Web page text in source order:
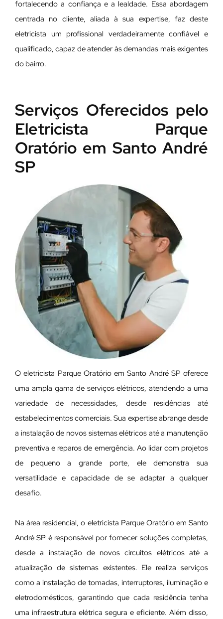
fortalecendo a confiança e a lealdade. Essa abordagem
centrada no cliente, aliada à sua expertise, faz deste
eletricista um profissional verdadeiramente confiável e
qualificado, capaz de atender às demandas mais exigentes
do bairro.
Serviços Oferecidos pelo
Eletricista Parque
Oratório em Santo André
SP
O eletricista Parque Oratório em Santo André SP oferece
uma ampla gama de serviços elétricos, atendendo a uma
variedade de necessidades, desde residências até
estabelecimentos comerciais. Sua expertise abrange desde
a instalação de novos sistemas elétricos até a manutenção
preventiva e reparos de emergência. Ao lidar com projetos
de pequeno a grande porte, ele demonstra sua
versatilidade e capacidade de se adaptar a qualquer
desafio.
Na área residencial, o eletricista Parque Oratório em Santo
André SP é responsável por fornecer soluções completas,
desde a instalação de novos circuitos elétricos até a
atualização de sistemas existentes. Ele realiza serviços
como a instalação de tomadas, interruptores, iluminação e
eletrodomésticos, garantindo que cada residência tenha
uma infraestrutura elétrica segura e eficiente. Além disso,